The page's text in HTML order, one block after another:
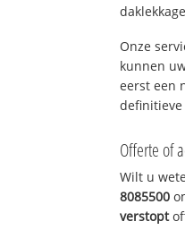
Onze
kunnen
eerst een
Offerte of
Wilt u
8085500
verstopt